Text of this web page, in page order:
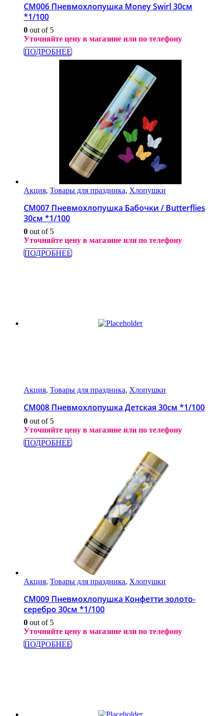
СМ006 Пневмохлопушка Money Swirl 30см
*1/100
0 out of 5
Уточняйте цену в магазине или по телефону
ПОДРОБНЕЕ
Акция, Товары для праздника, Хлопушки
СМ007 Пневмохлопушка Бабочки / Butterflies
30см *1/100
0 out of 5
Уточняйте цену в магазине или по телефону
ПОДРОБНЕЕ
Акция, Товары для праздника, Хлопушки
СМ008 Пневмохлопушка Детская 30см *1/100
0 out of 5
Уточняйте цену в магазине или по телефону
ПОДРОБНЕЕ
Акция, Товары для праздника, Хлопушки
СМ009 Пневмохлопушка Конфетти золото-
серебро 30см *1/100
0 out of 5
Уточняйте цену в магазине или по телефону
ПОДРОБНЕЕ